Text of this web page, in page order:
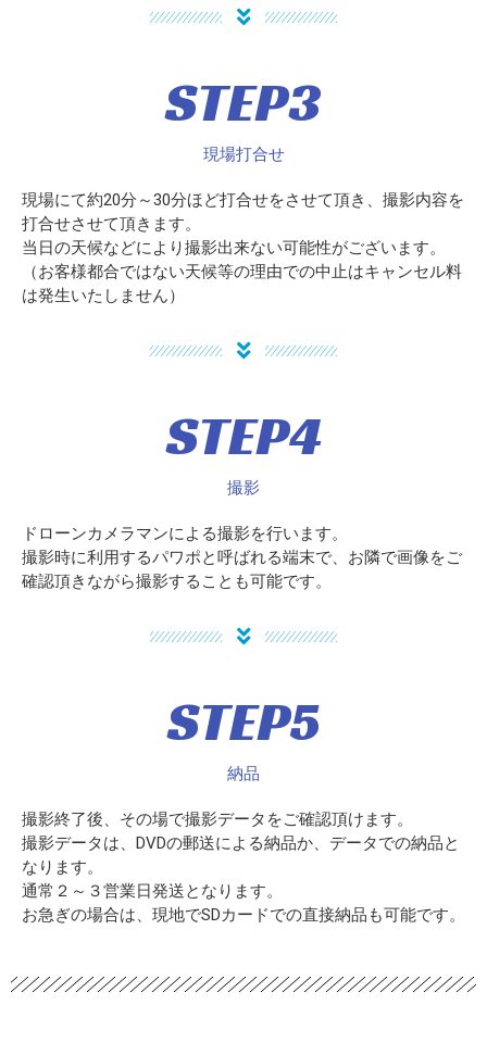
STEP3
現場打合せ
現場にて約20分～30分ほど打合せをさせて頂き、撮影内容を
打合せさせて頂きます。
当日の天候などにより撮影出来ない可能性がございます。
（お客様都合ではない天候等の理由での中止はキャンセル料
は発生いたしません）
STEP4
撮影
ドローンカメラマンによる撮影を行います。
撮影時に利用するパワポと呼ばれる端末で、お隣で画像をご
確認頂きながら撮影することも可能です。
STEP5
納品
撮影終了後、その場で撮影データをご確認頂けます。
撮影データは、DVDの郵送による納品か、データでの納品と
なります。
通常２～３営業日発送となります。
お急ぎの場合は、現地でSDカードでの直接納品も可能です。